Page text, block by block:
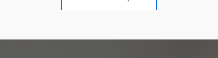
Замена тачпада ноутбука Asus от 1500 ₽